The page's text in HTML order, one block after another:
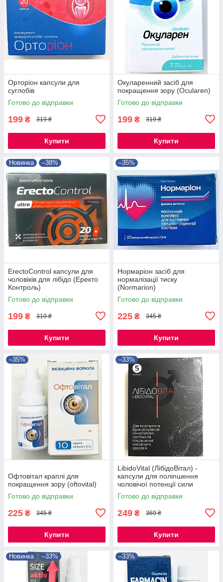
Орторіон капсули для
суглобів
Готово до відправки
199 ₴ 319 ₴
Купити
Окуларенний засіб для
покращення зору (Ocularen)
Готово до відправки
199 ₴ 319 ₴
Купити
Новинка –38%
ErectoControl капсули для
чоловіків для лібідо (Еректо
Контроль)
Готово до відправки
199 ₴ 319 ₴
Купити
–35%
Нормаріон засіб для
нормалізації тиску
(Normarion)
Готово до відправки
225 ₴ 345 ₴
Купити
–35%
Офтовітал краплі для
покращення зору (oftovital)
Готово до відправки
225 ₴ 345 ₴
Купити
–33%
LibidoVital (ЛібідоВітал) -
капсули для поліпшення
чоловічої потенції сили
Готово до відправки
249 ₴ 369 ₴
Купити
Новинка –33% –33%